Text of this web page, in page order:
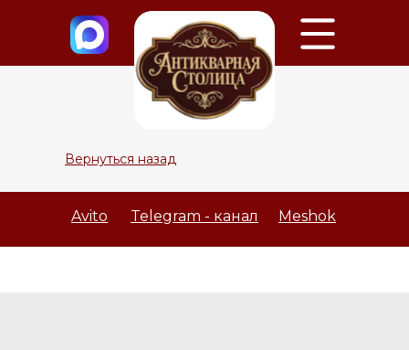
Вернуться назад
Meshok
Avito Telegram - канал